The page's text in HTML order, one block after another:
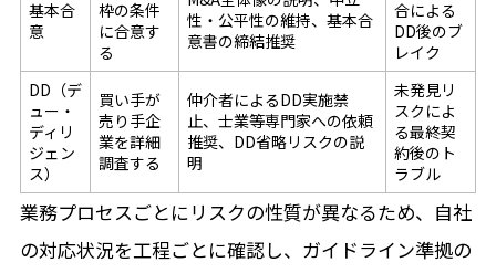
基本合
意
枠の条件
に合意す
る
性・公平性の維持、基本合
意書の締結推奨
合による
DD後のブ
レイク
DD（デ
ュー・
ディリ
ジェン
ス）
買い手が
売り手企
業を詳細
調査する
仲介者によるDD実施禁
止、士業等専門家への依頼
推奨、DD省略リスクの説
明
未発見リ
スクによ
る最終契
約後のト
ラブル
業務プロセスごとにリスクの性質が異なるため、自社
の対応状況を工程ごとに確認し、ガイドライン準拠の